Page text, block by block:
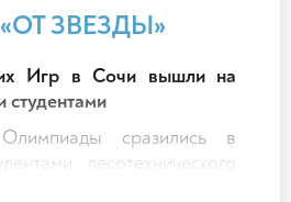
ЗВЕЗДЫ»
Игр в Сочи вышли на
студентами
сразились в
лесотехнического